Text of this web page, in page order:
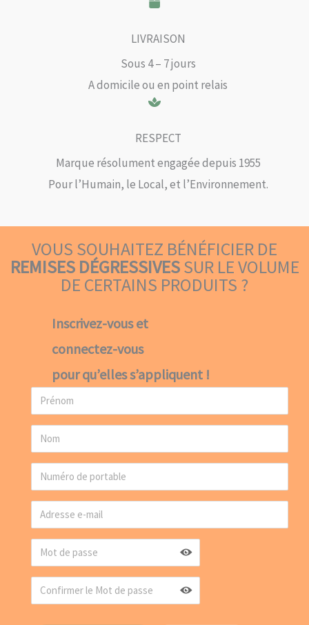
LIVRAISON
Sous 4 – 7 jours
A domicile ou en point relais
RESPECT
Marque résolument engagée depuis 1955
Pour l’Humain, le Local, et l’Environnement.
VOUS SOUHAITEZ BÉNÉFICIER DE
REMISES DÉGRESSIVESSUR LE VOLUME
DE CERTAINS PRODUITS ?
Inscrivez-vous et
connectez-vous
pour qu’elles s’appliquent !